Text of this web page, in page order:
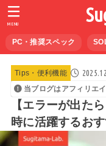
PC・推奨スペック
MENU
Tips・便利機能
当ブログはアフィリエ
【エラーが出た
時に活躍するお